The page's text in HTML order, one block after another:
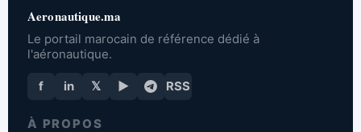
Aeronautique.ma
Le portail marocain de référence dédié à
l'aéronautique.
f in 𝕏 ▶ RSS
À PROPOS